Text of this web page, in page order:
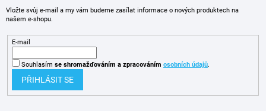
Vložte svůj e-mail a my vám budeme zasílat informace o nových produktech na
našem e-shopu.
E-mail
Souhlasím se shromažďováním a zpracováním osobních údajů.
PŘIHLÁSIT SE